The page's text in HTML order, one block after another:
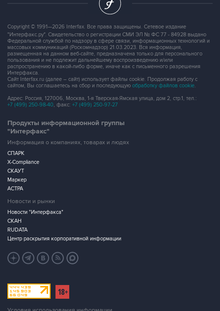
Copyright © 1991—2026 Interfax. Все права защищены. Сетевое издание
"Интерфакс.ру". Свидетельство о регистрации СМИ ЭЛ № ФС 77 - 84928 выдано
Федеральной службой по надзору в сфере связи, информационных технологий и
массовых коммуникаций (Роскомнадзор) 21.03.2023. Вся информация,
размещенная на данном веб-сайте, предназначена только для персонального
пользования и не подлежит дальнейшему воспроизведению и/или
распространению в какой-либо форме, иначе как с письменного разрешения
Интерфакса.
Сайт Interfax.ru (далее – сайт) использует файлы cookie. Продолжая работу с
сайтом, Вы соглашаетесь на сбор и последующую обработку файлов cookie.
Адрес: Россия, 127006, Москва, 1-я Тверская-Ямская улица, дом 2, стр.1, тел.:
+7 (499) 250-98-40, факс: +7 (499) 250-97-27
Продукты информационной группы
"Интерфакс"
Информация о компаниях, товарах и людях
СПАРК
X-Compliance
СКАУТ
Маркер
АСТРА
Новости и рынки
Новости "Интерфакса"
СКАН
RUDATA
Центр раскрытия корпоративной информации